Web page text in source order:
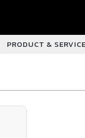
PRODUCT & SERVICE